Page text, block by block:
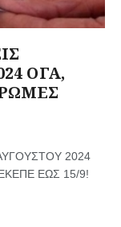
ΟΓΑ,
2024
ΕΩΣ 15/9!